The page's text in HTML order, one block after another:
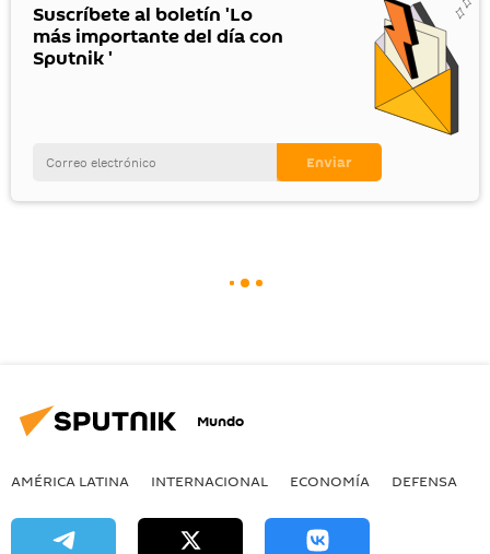
Suscríbete al boletín 'Lo
más importante del día con
Sputnik '
Mundo
AMÉRICA LATINA INTERNACIONAL ECONOMÍA DEFENSA